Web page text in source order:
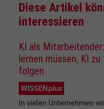
Diese Artikel
interessieren
KI als
lernen müssen, KI
folgen
WISSENplus
In vielen Unternehmen